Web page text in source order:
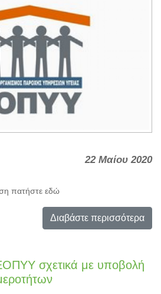
22 Μαίου 2020
πατήστε εδώ
Διαβάστε περισσότερα
σχετικά με υποβολή